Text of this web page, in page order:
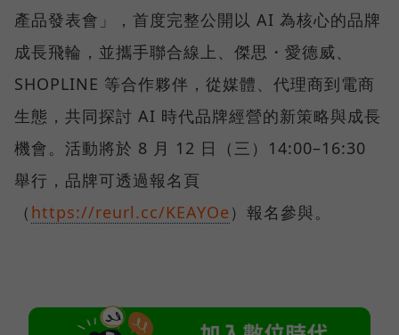
產品發表會」，首度完整公開以 AI 為核心的品牌
成長飛輪，並攜手聯合線上、傑思・愛德威、
SHOPLINE 等合作夥伴，從媒體、代理商到電商
生態，共同探討 AI 時代品牌經營的新策略與成長
機會。活動將於 8 月 12 日（三）14:00–16:30
舉行，品牌可透過報名頁
（ https://reurl.cc/KEAYOe ）報名參與。